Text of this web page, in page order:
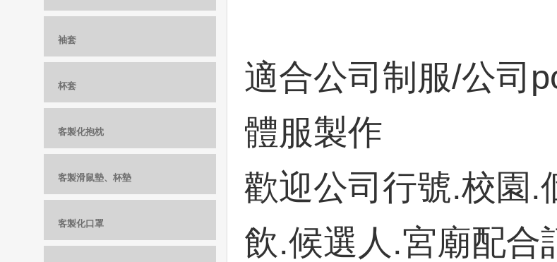
袖套
杯套
客製化抱枕
客製滑鼠墊、杯墊
客製化口罩
適合公司制服/公司
體服製作
歡迎公司行號.校園.
飲.候選人.宮廟配合